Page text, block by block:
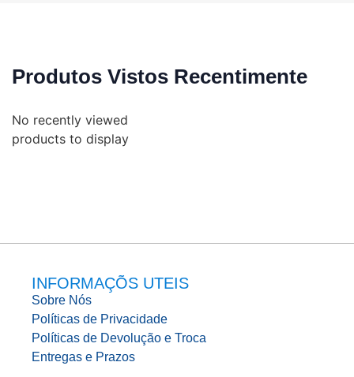
Produtos Vistos Recentimente
No recently viewed
products to display
INFORMAÇÕS UTEIS
Sobre Nós
Políticas de Privacidade
Políticas de Devolução e Troca
Entregas e Prazos